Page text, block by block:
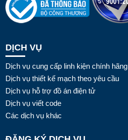
DỊCH VỤ
Dịch vụ cung cấp linh kiện chính hãng
Dịch vụ thiết kế mạch theo yêu cầu
Dịch vụ hỗ trợ đồ án điện tử
Dịch vụ viết code
Các dịch vụ khác